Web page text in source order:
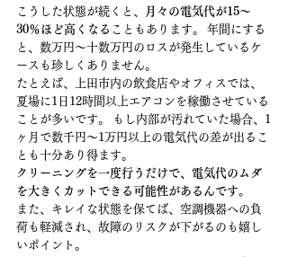
こうした状態が続くと、
月々の電気代が15〜
30％ほど高くなる こともあります。 年間にする
と、数万円〜十数万円のロスが発生しているケ
ースも珍しくありません。
たとえば、上田市内の飲食店やオフィスでは、
夏場に1日12時間以上エアコンを稼働させている
ことが多いです。 もし内部が汚れていた場合、1
ヶ月で数千円〜1万円以上の電気代の差が出るこ
とも十分あり得ます。
クリーニングを一度行うだけで、電気代のムダ
を大きくカットできる可能性があるんです。
また、キレイな状態を保てば、空調機器への負
荷も軽減され、故障のリスクが下がるのも嬉し
いポイント。